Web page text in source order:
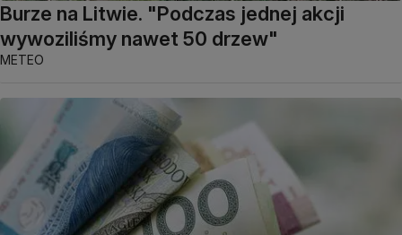
Burze na Litwie. "Podczas jednej akcji
wywoziliśmy nawet 50 drzew"
METEO